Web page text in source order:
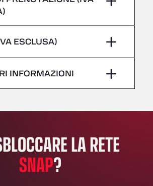
21, 3560
Wash
Pol. Ind. del Guadiel, 23210
Junquera
Roman II
01207
–
–
ESCLUSA)
INFORMAZIONI
LA RETE
SNAP?